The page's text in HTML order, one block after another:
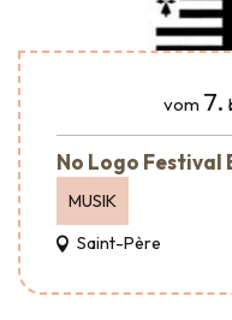
vom 7.
No Logo Festival
MUSIK
Saint-Père